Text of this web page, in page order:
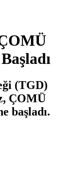
(TGD)
ÇOMÜ
başladı.